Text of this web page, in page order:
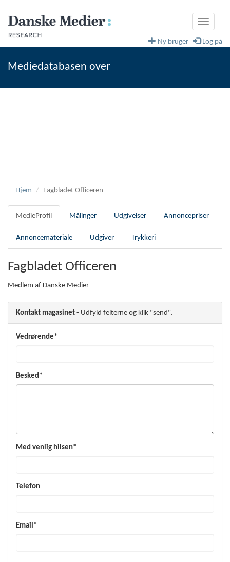
Toggle
Log på
Ny bruger
Mediedatabasen over
Hjem Fagbladet Officeren
MedieProfil Målinger Udgivelser Annoncepriser
Annoncemateriale Udgiver Trykkeri
Fagbladet Officeren
Medlem af Danske Medier
Kontakt magasinet - Udfyld felterne og klik "send".
Vedrørende*
Besked*
Med venlig hilsen*
Telefon
Email*